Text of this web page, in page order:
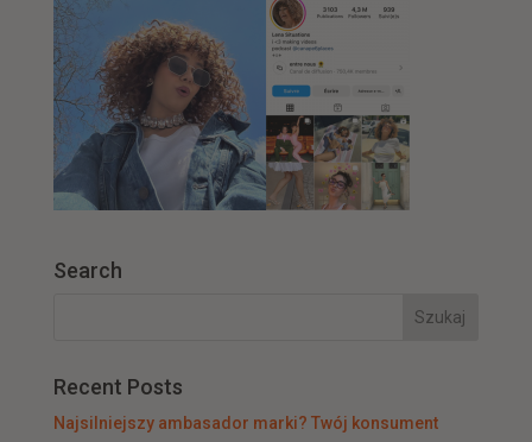
Search
Recent Posts
Najsilniejszy ambasador marki? Twój konsument